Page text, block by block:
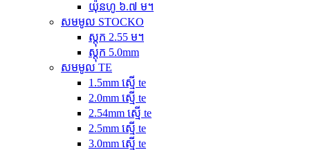
យ៉ុនហូ ៦.៧ ម។
សមមូល STOCKO
ស្តុក 2.55 ម។
ស្តុក 5.0mm
សមមូល TE
1.5mm ស្មើ te
2.0mm ស្មើ te
2.54mm ស្មើ te
2.5mm ស្មើ te
3.0mm ស្មើ te